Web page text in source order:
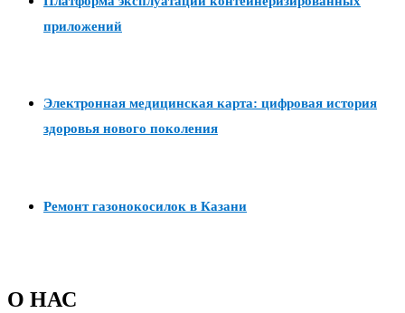
приложений
Электронная медицинская карта: цифровая история
здоровья нового поколения
Ремонт газонокосилок в Казани
О НАС